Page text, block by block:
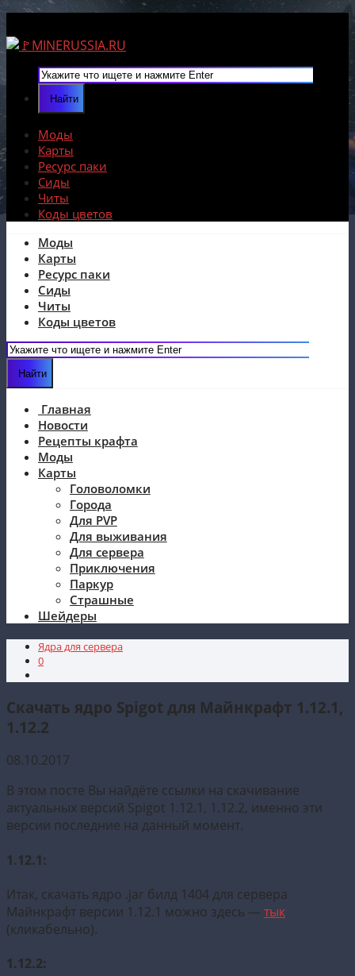
Моды
Карты
Ресурс паки
Сиды
Читы
Коды цветов
Моды
Карты
Ресурс паки
Сиды
Читы
Коды цветов
Главная
Новости
Рецепты крафта
Моды
Карты
Головоломки
Города
Для PVP
Для выживания
Для сервера
Приключения
Паркур
Страшные
Шейдеры
Ядра для сервера
0
Скачать ядро Spigot для Майнкрафт 1.12.1,
1.12.2
08.10.2017
В этом посте Вы найдёте ссылки на скачивание
актуальных версий Spigot 1.12.1, 1.12.2, именно эти
версии последние на данный момент.
1.12.1:
Итак, скачать ядро .jar билд 1404 для сервера
Майнкрафт версии 1.12.1 можно здесь — тык
(кликабельно).
1.12.2: